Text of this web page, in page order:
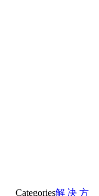
Categories解 决 方